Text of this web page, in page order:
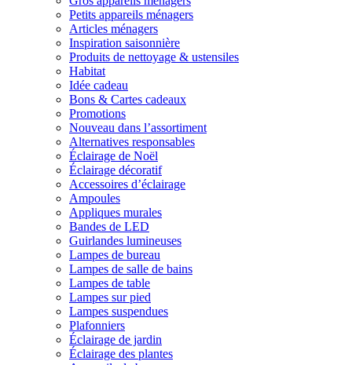
Petits appareils ménagers
Articles ménagers
Inspiration saisonnière
Produits de nettoyage & ustensiles
Habitat
Idée cadeau
Bons & Cartes cadeaux
Promotions
Nouveau dans l’assortiment
Alternatives responsables
Éclairage de Noël
Éclairage décoratif
Accessoires d’éclairage
Ampoules
Appliques murales
Bandes de LED
Guirlandes lumineuses
Lampes de bureau
Lampes de salle de bains
Lampes de table
Lampes sur pied
Lampes suspendues
Plafonniers
Éclairage de jardin
Éclairage des plantes